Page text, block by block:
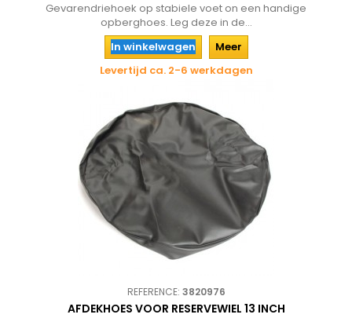
Gevarendriehoek op stabiele voet on een handige
opberghoes. Leg deze in de...
In winkelwagen
Meer
Levertijd ca. 2-6 werkdagen
REFERENCE: 3820976
AFDEKHOES VOOR RESERVEWIEL 13 INCH